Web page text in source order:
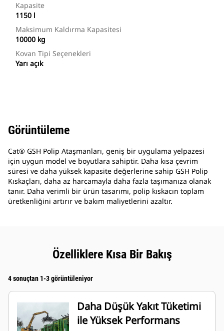
Kapasite
1150 l
Maksimum Kaldırma Kapasitesi
10000 kg
Kovan Tipi Seçenekleri
Yarı açık
Görüntüleme
Cat® GSH Polip Ataşmanları, geniş bir uygulama yelpazesi
için uygun model ve boyutlara sahiptir. Daha kısa çevrim
süresi ve daha yüksek kapasite değerlerine sahip GSH Polip
Kıskaçları, daha az harcamayla daha fazla taşımanıza olanak
tanır. Daha verimli bir ürün tasarımı, polip kıskacın toplam
üretkenliğini artırır ve bakım maliyetlerini azaltır.
Özelliklere Kısa Bir Bakış
4 sonuçtan 1-3 görüntüleniyor
Daha Düşük Yakıt Tüketimi
ile Yüksek Performans